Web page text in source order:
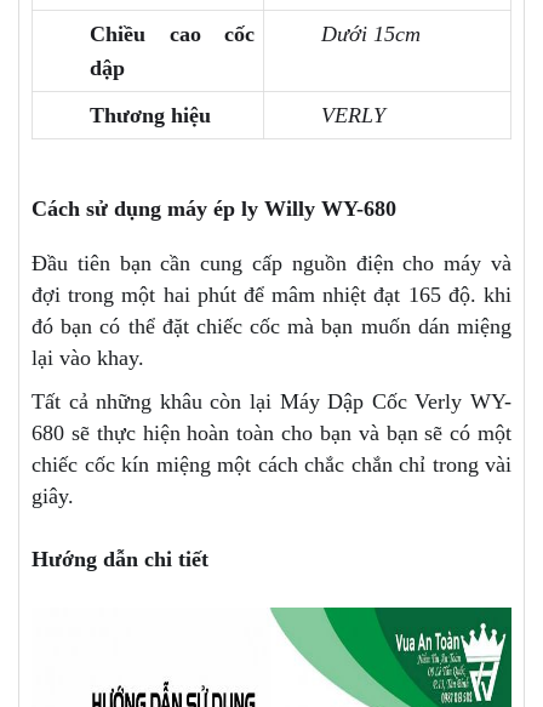
Chiều cao cốc
dập
Dưới 15cm
Thương hiệu VERLY
Cách sử dụng máy ép ly Willy WY-680
Đầu tiên bạn cần cung cấp nguồn điện cho máy và
đợi trong một hai phút để mâm nhiệt đạt 165 độ. khi
đó bạn có thể đặt chiếc cốc mà bạn muốn dán miệng
lại vào khay.
Tất cả những khâu còn lại Máy Dập Cốc Verly WY-
680 sẽ thực hiện hoàn toàn cho bạn và bạn sẽ có một
chiếc cốc kín miệng một cách chắc chắn chỉ trong vài
giây.
Hướng dẫn chi tiết